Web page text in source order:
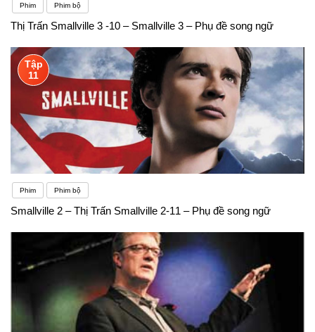
Phim Phim bộ
Thị Trấn Smallville 3 -10 – Smallville 3 – Phụ đề song ngữ
Tập
11
Phim Phim bộ
Smallville 2 – Thị Trấn Smallville 2-11 – Phụ đề song ngữ